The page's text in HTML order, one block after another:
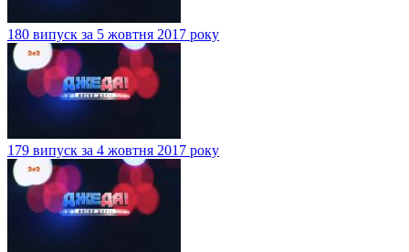
180 випуск за 5 жовтня 2017 року
179 випуск за 4 жовтня 2017 року